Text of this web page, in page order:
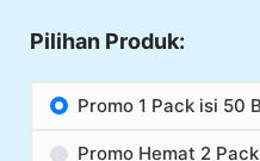
Pilihan Produk:
Promo 1 Pack isi 50
Promo Hemat 2